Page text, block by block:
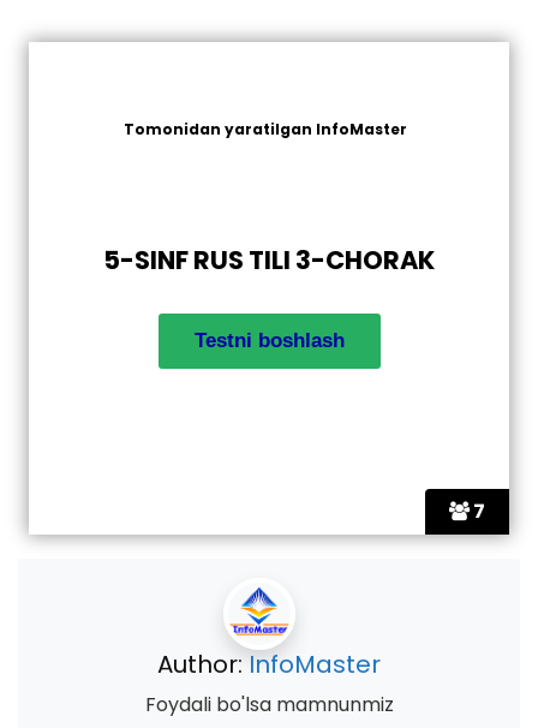
7
Tomonidan yaratilgan InfoMaster
5-SINF RUS TILI 3-CHORAK
Author: InfoMaster
Foydali bo'lsa mamnunmiz